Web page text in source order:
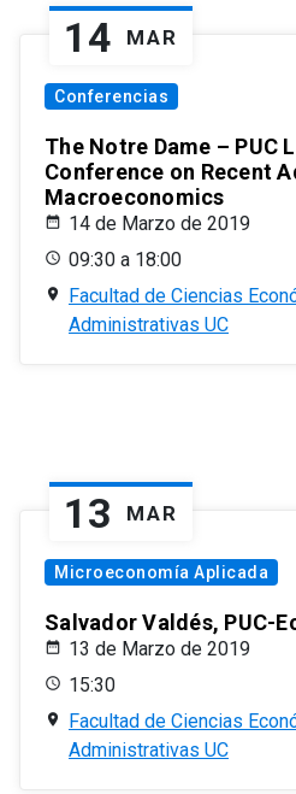
14 MAR
Conferencias
The Notre Dame – PUC
Conference on Recent
Macroeconomics
14 de Marzo de 2019
09:30 a 18:00
Facultad de Ciencias
Administrativas UC
13 MAR
Microeconomía Aplicada
Salvador Valdés, PUC-
13 de Marzo de 2019
15:30
Facultad de Ciencias
Administrativas UC